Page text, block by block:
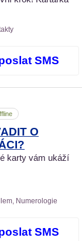
SMS
O
karty vám ukáží
Numerologie
SMS